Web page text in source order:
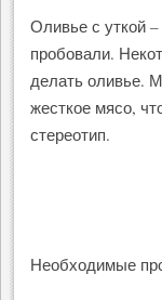
Оливье с уткой
пробовали.
делать оливье.
жесткое мясо,
стереотип.
Необходимые